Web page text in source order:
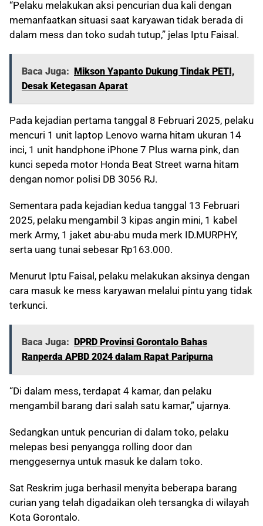
“Pelaku melakukan aksi pencurian dua kali dengan
memanfaatkan situasi saat karyawan tidak berada di
dalam mess dan toko sudah tutup,” jelas Iptu Faisal.
Baca Juga: Mikson Yapanto Dukung Tindak PETI,
Desak Ketegasan Aparat
Pada kejadian pertama tanggal 8 Februari 2025, pelaku
mencuri 1 unit laptop Lenovo warna hitam ukuran 14
inci, 1 unit handphone iPhone 7 Plus warna pink, dan
kunci sepeda motor Honda Beat Street warna hitam
dengan nomor polisi DB 3056 RJ.
Sementara pada kejadian kedua tanggal 13 Februari
2025, pelaku mengambil 3 kipas angin mini, 1 kabel
merk Army, 1 jaket abu-abu muda merk ID.MURPHY,
serta uang tunai sebesar Rp163.000.
Menurut Iptu Faisal, pelaku melakukan aksinya dengan
cara masuk ke mess karyawan melalui pintu yang tidak
terkunci.
Baca Juga: DPRD Provinsi Gorontalo Bahas
Ranperda APBD 2024 dalam Rapat Paripurna
“Di dalam mess, terdapat 4 kamar, dan pelaku
mengambil barang dari salah satu kamar,” ujarnya.
Sedangkan untuk pencurian di dalam toko, pelaku
melepas besi penyangga rolling door dan
menggesernya untuk masuk ke dalam toko.
Sat Reskrim juga berhasil menyita beberapa barang
curian yang telah digadaikan oleh tersangka di wilayah
Kota Gorontalo.